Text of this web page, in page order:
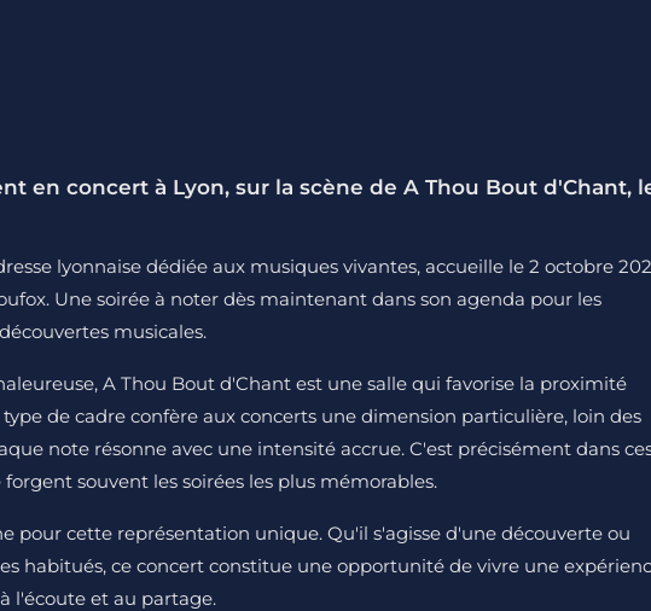
en concert à Lyon, sur la scène de A Thou Bout d'Chant,
lyonnaise dédiée aux musiques vivantes, accueille le 2 octobre
Une soirée à noter dès maintenant dans son agenda pour les
musicales.
A Thou Bout d'Chant est une salle qui favorise la proximité
de cadre confère aux concerts une dimension particulière, loin des
note résonne avec une intensité accrue. C'est précisément dans
souvent les soirées les plus mémorables.
pour cette représentation unique. Qu'il s'agisse d'une découverte ou
habitués, ce concert constitue une opportunité de vivre une
l'écoute et au partage.